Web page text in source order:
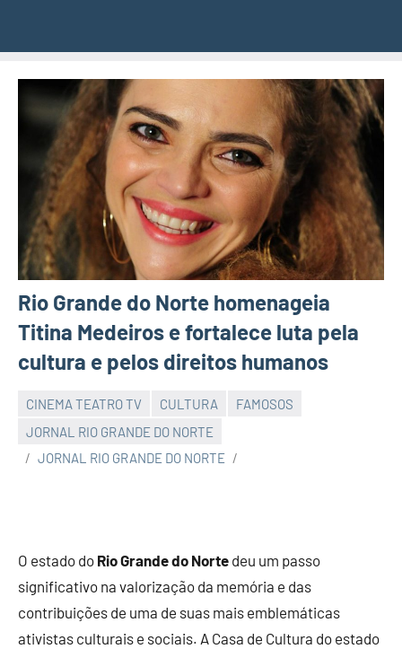
Rio Grande do Norte homenageia
Titina Medeiros e fortalece luta pela
cultura e pelos direitos humanos
CINEMA TEATRO TV CULTURA
FAMOSOS
JORNAL RIO GRANDE DO NORTE
JORNAL RIO GRANDE DO NORTE
O estado do Rio Grande do Norte deu um passo
significativo na valorização da memória e das
contribuições de uma de suas mais emblemáticas
ativistas culturais e sociais. A Casa de Cultura do estado